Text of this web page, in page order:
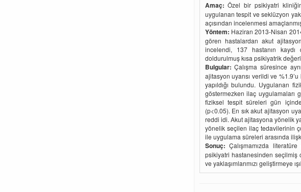
Amaç: Özel bir psikiyatri
uygulanan tespit ve seklüzyon
açısından incelenmesi
Yöntem: Haziran 2013-Nisan
gören hastalardan akut
incelendi, 137 hastanın
doldurulmuş kısa psikiyatrik
Bulgular: Çalışma süresince
ajitasyon uyarısı verildi ve
yapıldığı bulundu. Uygulanan
göstermezken ilaç uygulamaları
fiziksel tespit süreleri gün
(p<0.05). En sık akut ajitasyon
reddi idi. Akut ajitasyona yönelik
yönelik seçilen ilaç tedavilerinin
ile uygulama süreleri arasında
Sonuç: Çalışmamızda
psikiyatri hastanesinden
ve yaklaşımlarımızı geliştirmeye